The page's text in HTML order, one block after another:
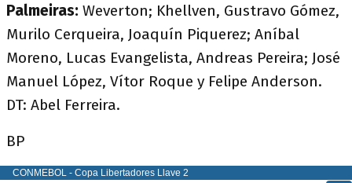
Palmeiras: Weverton; Khellven, Gustravo Gómez,
Murilo Cerqueira, Joaquín Piquerez; Aníbal
Moreno, Lucas Evangelista, Andreas Pereira; José
Manuel López, Vítor Roque y Felipe Anderson.
DT: Abel Ferreira.
BP